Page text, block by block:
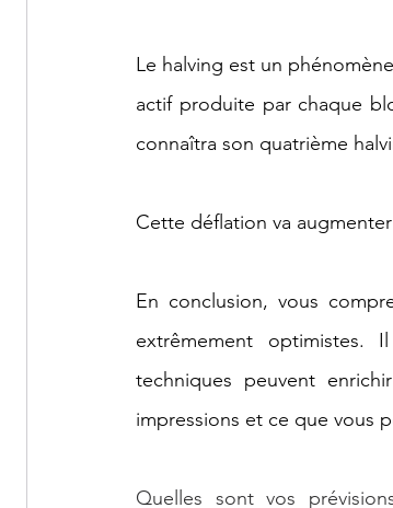
Le halving est un
actif produite par chaque
connaîtra son quatrième
Cette déflation va
En conclusion, vous
extrêmement optimistes.
techniques peuvent
impressions et ce que vous
Quelles sont vos